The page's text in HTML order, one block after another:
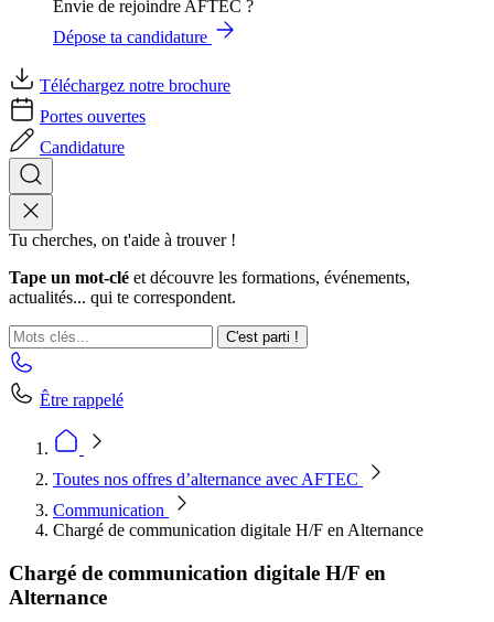
Envie de rejoindre AFTEC ?
Dépose ta candidature
Téléchargez notre brochure
Portes ouvertes
Candidature
Tu cherches, on t'aide à trouver !
Tape un mot-clé et découvre les formations, événements,
actualités... qui te correspondent.
C'est parti !
Être rappelé
Toutes nos offres d’alternance avec AFTEC
Communication
Chargé de communication digitale H/F en Alternance
Chargé de communication digitale H/F en
Alternance